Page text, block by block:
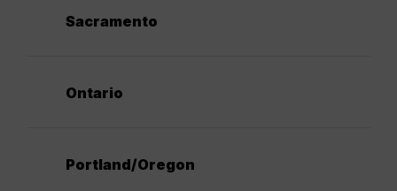
Sacramento
Ontario
Portland/Oregon